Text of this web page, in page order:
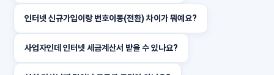
인터넷 신규가입이랑 번호이동(전환) 차이가 뭐예요?
사업자인데 인터넷 세금계산서 받을 수 있나요?